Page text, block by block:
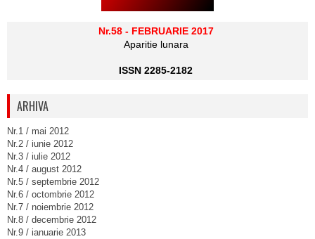
Nr.58 - FEBRUARIE 2017
Aparitie lunara
ISSN 2285-2182
ARHIVA
Nr.1 / mai 2012
Nr.2 / iunie 2012
Nr.3 / iulie 2012
Nr.4 / august 2012
Nr.5 / septembrie 2012
Nr.6 / octombrie 2012
Nr.7 / noiembrie 2012
Nr.8 / decembrie 2012
Nr.9 / ianuarie 2013